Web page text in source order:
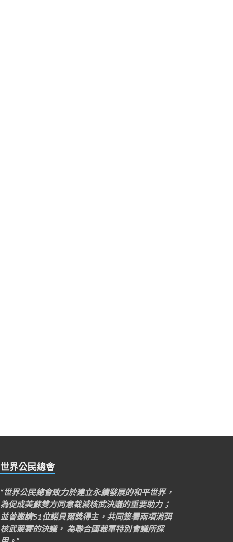
世界公民總會
“世界公民總會致力於建立永續發展的和平世界，
為促成美蘇雙方同意裁減核武決議的重要助力；
並曾邀請51位諾貝爾獎得主，共同簽署兩項消弭
核武競賽的決議， 為聯合國裁軍特別會議所採